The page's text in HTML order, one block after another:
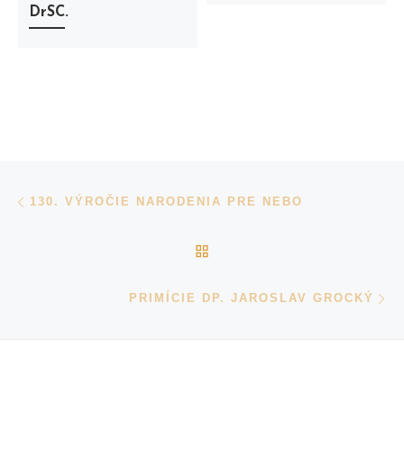
DrSC.
Navigácia v príspevkoch
130. VÝROČIE NARODENIA PRE NEBO
PRIMÍCIE DP. JAROSLAV GROCKÝ